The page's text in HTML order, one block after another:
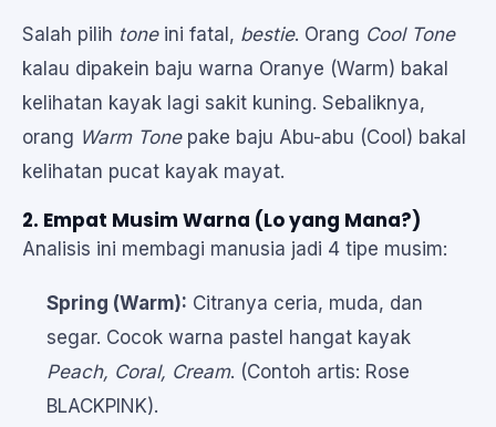
Salah pilih toneini fatal, bestie. Orang Cool Tone
kalau dipakein baju warna Oranye (Warm) bakal
kelihatan kayak lagi sakit kuning. Sebaliknya,
orang Warm Tonepake baju Abu-abu (Cool) bakal
kelihatan pucat kayak mayat.
2. Empat Musim Warna (Lo yang Mana?)
Analisis ini membagi manusia jadi 4 tipe musim:
Spring (Warm): Citranya ceria, muda, dan
segar. Cocok warna pastel hangat kayak
Peach, Coral, Cream. (Contoh artis: Rose
BLACKPINK).